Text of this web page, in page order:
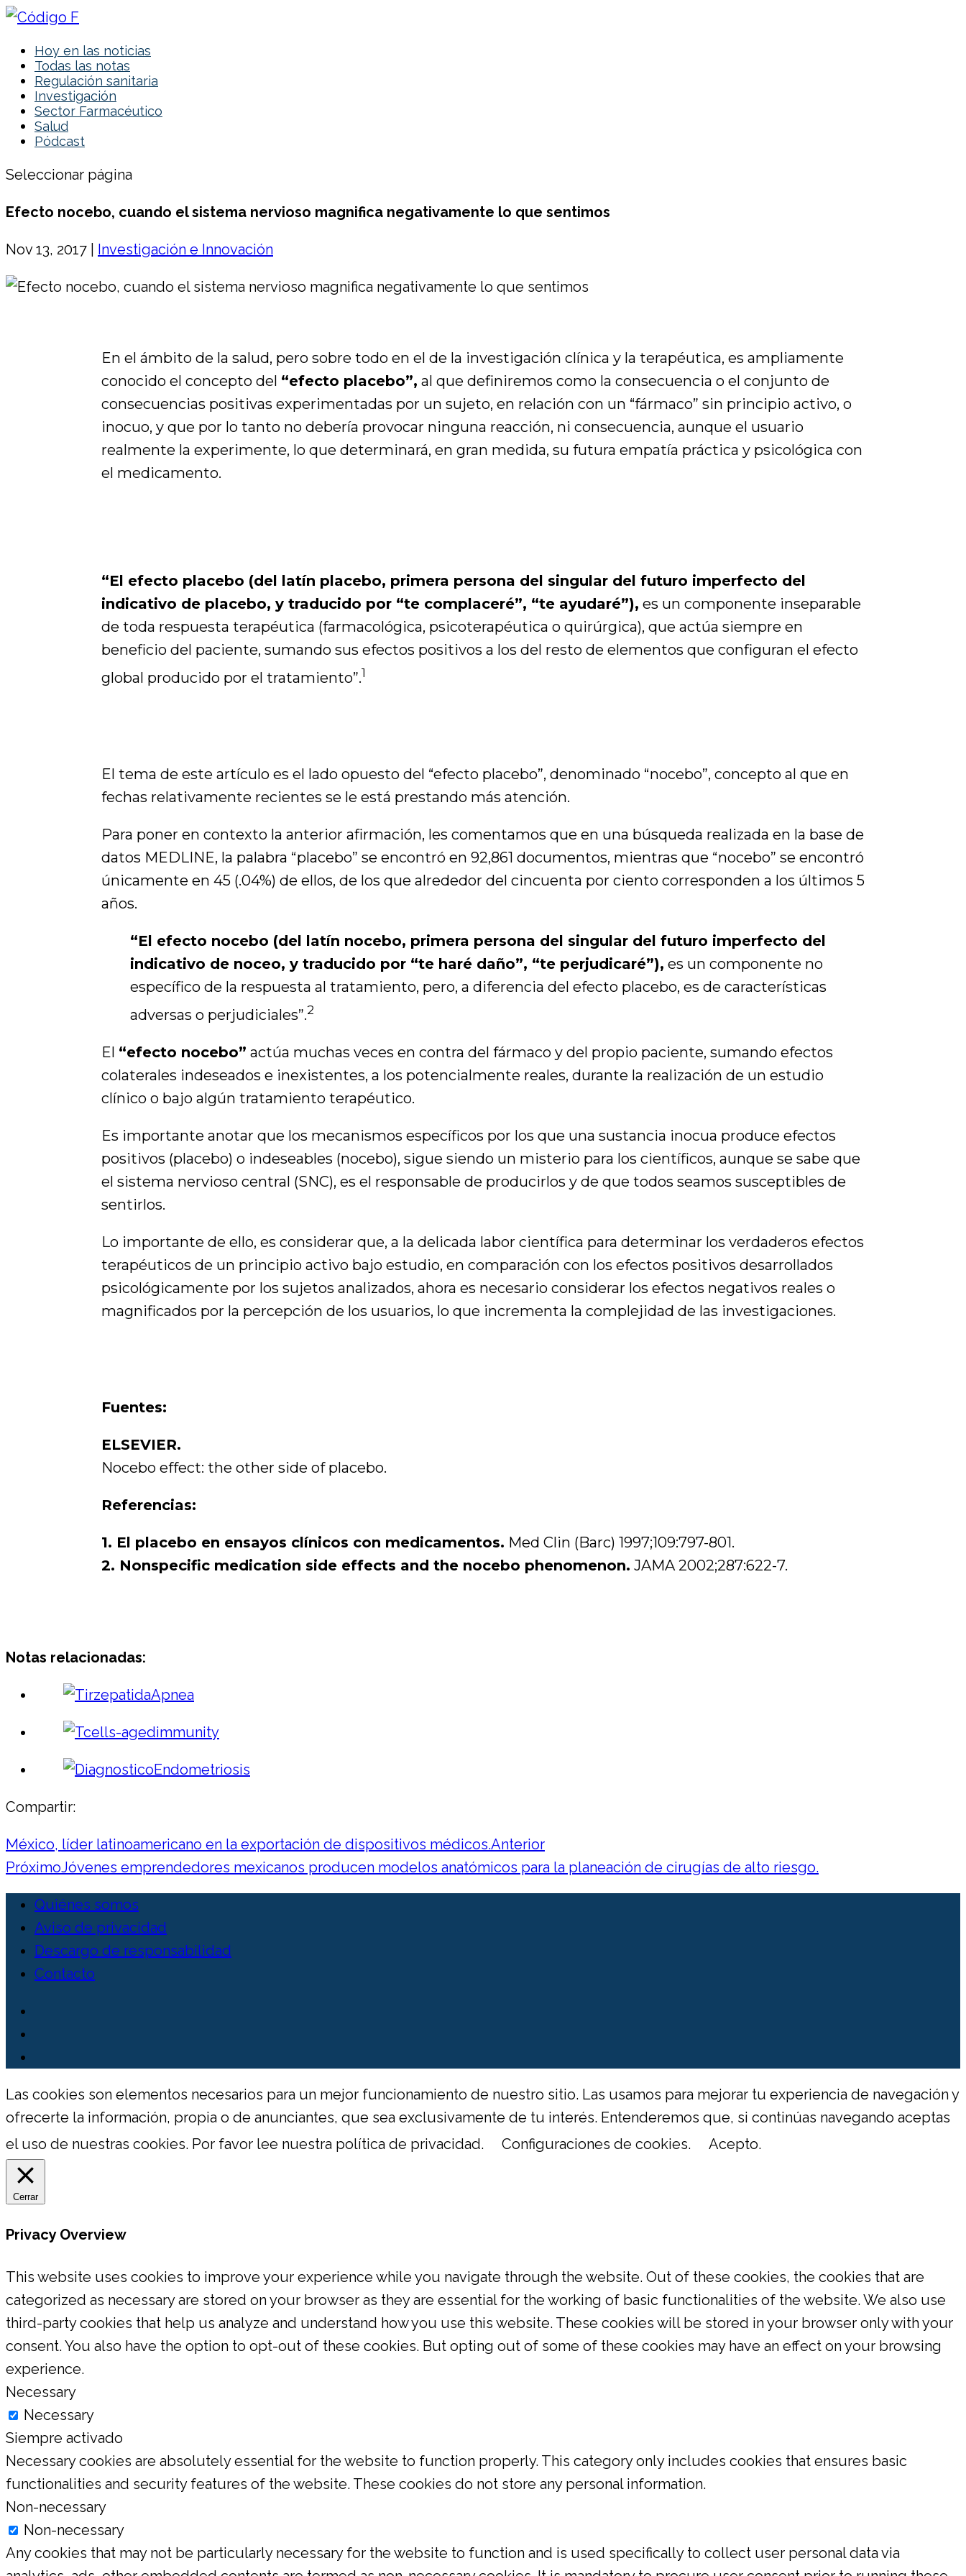
Hoy en las noticias
Todas las notas
Regulación sanitaria
Investigación
Sector Farmacéutico
Salud
Pódcast
Seleccionar página
Efecto nocebo, cuando el sistema nervioso magnifica negativamente lo que sentimos
Nov 13, 2017 Investigación e Innovación
En el ámbito de la salud, pero sobre todo en el de la investigación clínica y la terapéutica, es ampliamente
conocido el concepto del “efecto placebo”, al que definiremos como la consecuencia o el conjunto de
consecuencias positivas experimentadas por un sujeto, en relación con un “fármaco” sin principio activo, o
inocuo, y que por lo tanto no debería provocar ninguna reacción, ni consecuencia, aunque el usuario
realmente la experimente, lo que determinará, en gran medida, su futura empatía práctica y psicológica con
el medicamento.
“El efecto placebo (del latín placebo, primera persona del singular del futuro imperfecto del
indicativo de placebo, y traducido por “te complaceré”, “te ayudaré”), es un componente inseparable
de toda respuesta terapéutica (farmacológica, psicoterapéutica o quirúrgica), que actúa siempre en
beneficio del paciente, sumando sus efectos positivos a los del resto de elementos que configuran el efecto
global producido por el tratamiento”.1
El tema de este artículo es el lado opuesto del “efecto placebo”, denominado “nocebo”, concepto al que en
fechas relativamente recientes se le está prestando más atención.
Para poner en contexto la anterior afirmación, les comentamos que en una búsqueda realizada en la base de
datos MEDLINE, la palabra “placebo” se encontró en 92,861 documentos, mientras que “nocebo” se encontró
únicamente en 45 (.04%) de ellos, de los que alrededor del cincuenta por ciento corresponden a los últimos 5
años.
“El efecto nocebo (del latín nocebo, primera persona del singular del futuro imperfecto del
indicativo de noceo, y traducido por “te haré daño”, “te perjudicaré”), es un componente no
específico de la respuesta al tratamiento, pero, a diferencia del efecto placebo, es de características
adversas o perjudiciales”.2
El “efecto nocebo” actúa muchas veces en contra del fármaco y del propio paciente, sumando efectos
colaterales indeseados e inexistentes, a los potencialmente reales, durante la realización de un estudio
clínico o bajo algún tratamiento terapéutico.
Es importante anotar que los mecanismos específicos por los que una sustancia inocua produce efectos
positivos (placebo) o indeseables (nocebo), sigue siendo un misterio para los científicos, aunque se sabe que
el sistema nervioso central (SNC), es el responsable de producirlos y de que todos seamos susceptibles de
sentirlos.
Lo importante de ello, es considerar que, a la delicada labor científica para determinar los verdaderos efectos
terapéuticos de un principio activo bajo estudio, en comparación con los efectos positivos desarrollados
psicológicamente por los sujetos analizados, ahora es necesario considerar los efectos negativos reales o
magnificados por la percepción de los usuarios, lo que incrementa la complejidad de las investigaciones.
Fuentes:
ELSEVIER.
Nocebo effect: the other side of placebo.
Referencias:
1. El placebo en ensayos clínicos con medicamentos. Med Clin (Barc) 1997;109:797-801.
2. Nonspecific medication side effects and the nocebo phenomenon. JAMA 2002;287:622-7.
Notas relacionadas:
Compartir:
México, líder latinoamericano en la exportación de dispositivos médicos.Anterior
PróximoJóvenes emprendedores mexicanos producen modelos anatómicos para la planeación de cirugías de alto riesgo.
Quiénes somos
Aviso de privacidad
Descargo de responsabilidad
Contacto
Las cookies son elementos necesarios para un mejor funcionamiento de nuestro sitio. Las usamos para mejorar tu experiencia de navegación y
ofrecerte la información, propia o de anunciantes, que sea exclusivamente de tu interés. Entenderemos que, si continúas navegando aceptas
el uso de nuestras cookies. Por favor lee nuestra política de privacidad.
Configuraciones de cookies. Acepto.
Cerrar
Privacy Overview
This website uses cookies to improve your experience while you navigate through the website. Out of these cookies, the cookies that are
categorized as necessary are stored on your browser as they are essential for the working of basic functionalities of the website. We also use
third-party cookies that help us analyze and understand how you use this website. These cookies will be stored in your browser only with your
consent. You also have the option to opt-out of these cookies. But opting out of some of these cookies may have an effect on your browsing
experience.
Necessary
Necessary
Siempre activado
Necessary cookies are absolutely essential for the website to function properly. This category only includes cookies that ensures basic
functionalities and security features of the website. These cookies do not store any personal information.
Non-necessary
Non-necessary
Any cookies that may not be particularly necessary for the website to function and is used specifically to collect user personal data via